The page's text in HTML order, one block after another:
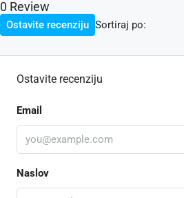
0 Review
Sortiraj po:
Ostavite recenziju
Ostavite recenziju
Email
Naslov